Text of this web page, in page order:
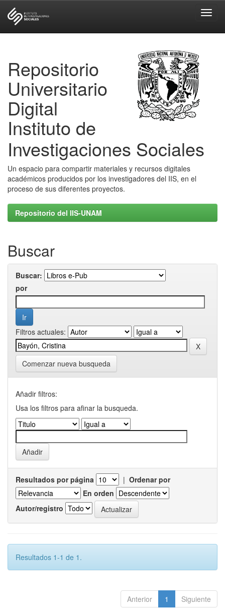
Repositorio
Universitario
Digital
Instituto de
Investigaciones Sociales
Un espacio para compartir materiales y recursos digitales
académicos producidos por los investigadores del IIS, en el
proceso de sus diferentes proyectos.
Repositorio del IIS-UNAM
Buscar
Buscar:
por
Filtros actuales:
Comenzar nueva busqueda
Añadir filtros:
Usa los filtros para afinar la busqueda.
Resultados por página | Ordenar por
En orden
Autor/registro
Resultados 1-1 de 1.
Anterior 1 Siguiente